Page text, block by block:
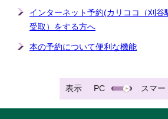
インターネット予約(カリココ（刈谷
受取）をする方へ
本の予約について便利な機能
表示 PC スマー